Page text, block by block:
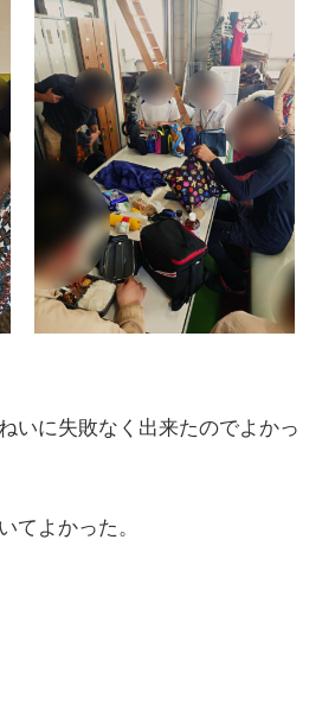
いに失敗なく出来たのでよかっ
てよかった。